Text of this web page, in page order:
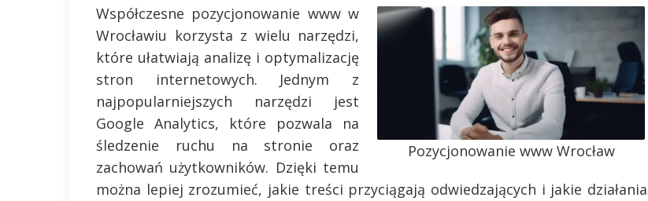
Pozycjonowanie www Wrocław
Współczesne pozycjonowanie www w
Wrocławiu korzysta z wielu narzędzi,
które ułatwiają analizę i optymalizację
stron internetowych. Jednym z
najpopularniejszych narzędzi jest
Google Analytics, które pozwala na
śledzenie ruchu na stronie oraz
zachowań użytkowników. Dzięki temu
można lepiej zrozumieć, jakie treści przyciągają odwiedzających i jakie działania